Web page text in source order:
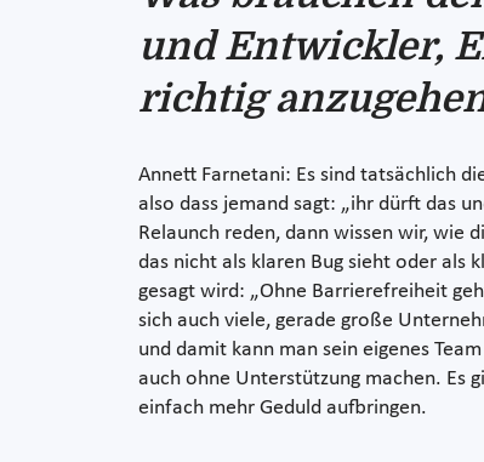
und Entwickler,
richtig
Annett Farnetani: Es sind tatsächlich
also dass jemand sagt: „ihr dürft das
Relaunch reden, dann wissen wir, wie
das nicht als klaren Bug sieht oder als
gesagt wird: „Ohne Barrierefreiheit
sich auch viele, gerade große
und damit kann man sein eigenes
auch ohne Unterstützung machen. Es
einfach mehr Geduld aufbringen.